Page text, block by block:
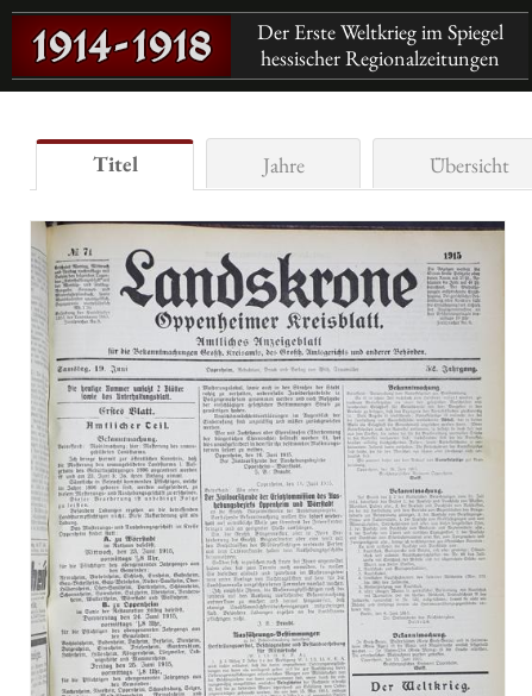
Der Erste Weltkrieg im Spiegel
hessischer Regionalzeitungen
Titel Jahre Übersicht